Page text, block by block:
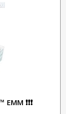
❗❗❗